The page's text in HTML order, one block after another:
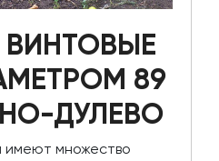
89
ДУЛЕВО
имеют множество